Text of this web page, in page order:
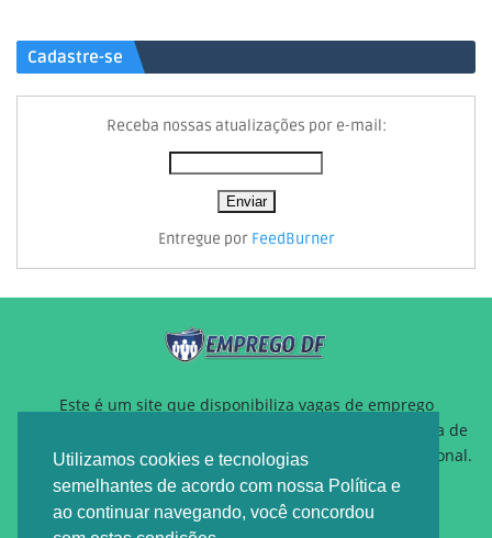
Utilizamos cookies e tecnologias
semelhantes de acordo com nossa Política e
ao continuar navegando, você concordou
Cadastre-se
Receba nossas atualizações por e-mail:
Entregue por FeedBurner
Este é um site que disponibiliza vagas de emprego
gratuitamente para auxiliar pessoas que estão a procura de
um novo emprego ou querem reposicionamento profissional.